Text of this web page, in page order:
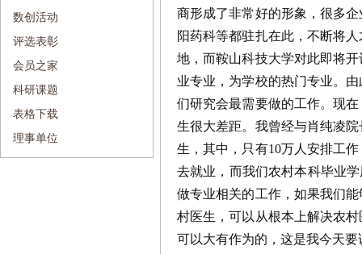
数创活动
评选表彰
会员之家
科研课题
表格下载
理事单位
商形成了非常好的形象，很多
阳药科等都驻扎在此，不断将
地，而鞍山科技大学对此即将
业专业，为学校的热门专业。
们研究会最需要做的工作。现
生很大差距。我曾经与肖纯凌
生，其中，只有10万人安排工
去就业，而我们农村本科毕业
做专业相关的工作，如果我们
村医生，可以从根本上解决农
可以大有作为的，这是我今